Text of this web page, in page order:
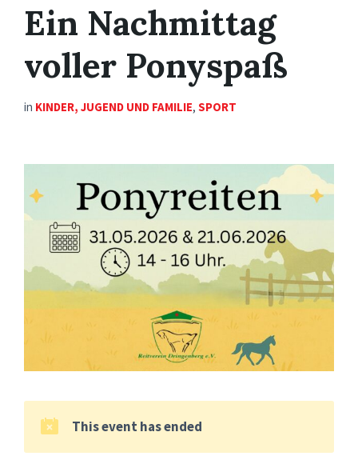
Ein Nachmittag
voller Ponyspaß
in KINDER, JUGEND UND FAMILIE, SPORT
This event has ended